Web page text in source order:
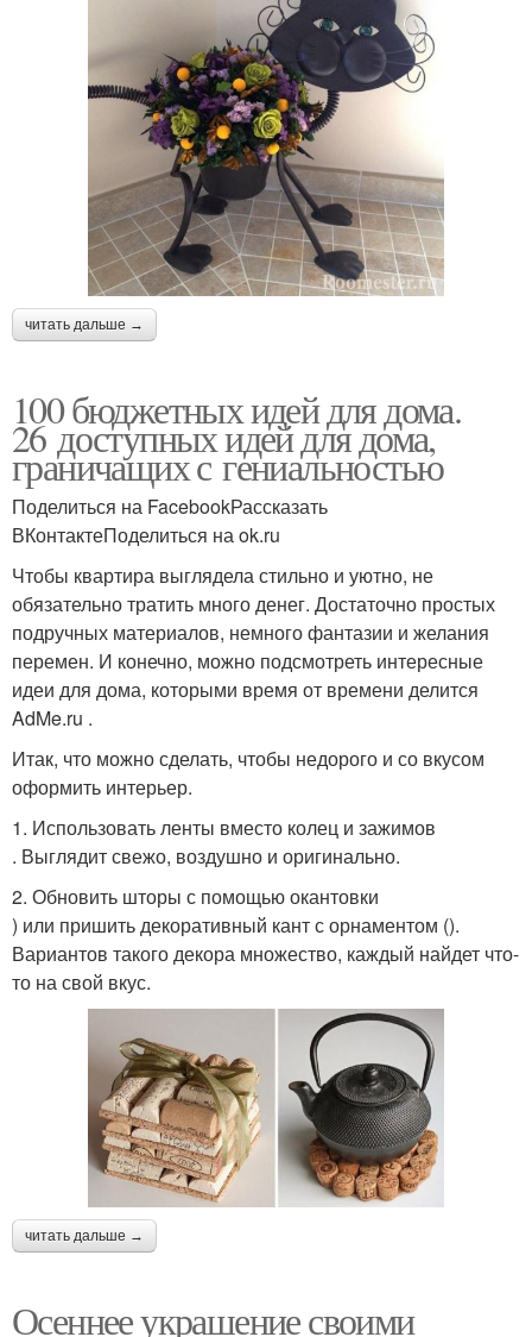
читать дальше →
100 бюджетных идей для дома.
26 доступных идей для дома,
граничащих с гениальностью
Поделиться на FacebookРассказать
ВКонтактеПоделиться на ok.ru
Чтобы квартира выглядела стильно и уютно, не
обязательно тратить много денег. Достаточно простых
подручных материалов, немного фантазии и желания
перемен. И конечно, можно подсмотреть интересные
идеи для дома, которыми время от времени делится
AdMe.ru .
Итак, что можно сделать, чтобы недорого и со вкусом
оформить интерьер.
1. Использовать ленты вместо колец и зажимов
. Выглядит свежо, воздушно и оригинально.
2. Обновить шторы с помощью окантовки
) или пришить декоративный кант с орнаментом ().
Вариантов такого декора множество, каждый найдет что-
то на свой вкус.
читать дальше →
Осеннее украшение своими